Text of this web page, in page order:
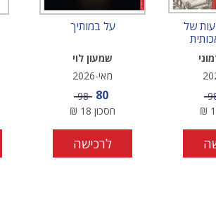
של
₪
על במותיך
שמעון לוי
מאי-2026
מחיר מבצע
80 מחיר
98
חסכון 18
₪
לרכישה